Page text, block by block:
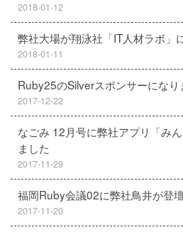
2018-01-12
弊社大場が翔泳社「IT人材ラボ」
2018-01-11
Ruby25のSilverスポンサーになり
2017-12-22
なごみ 12月号に弊社アプリ「み
ました
2017-11-29
福岡Ruby会議02に弊社鳥井が登
2017-11-20